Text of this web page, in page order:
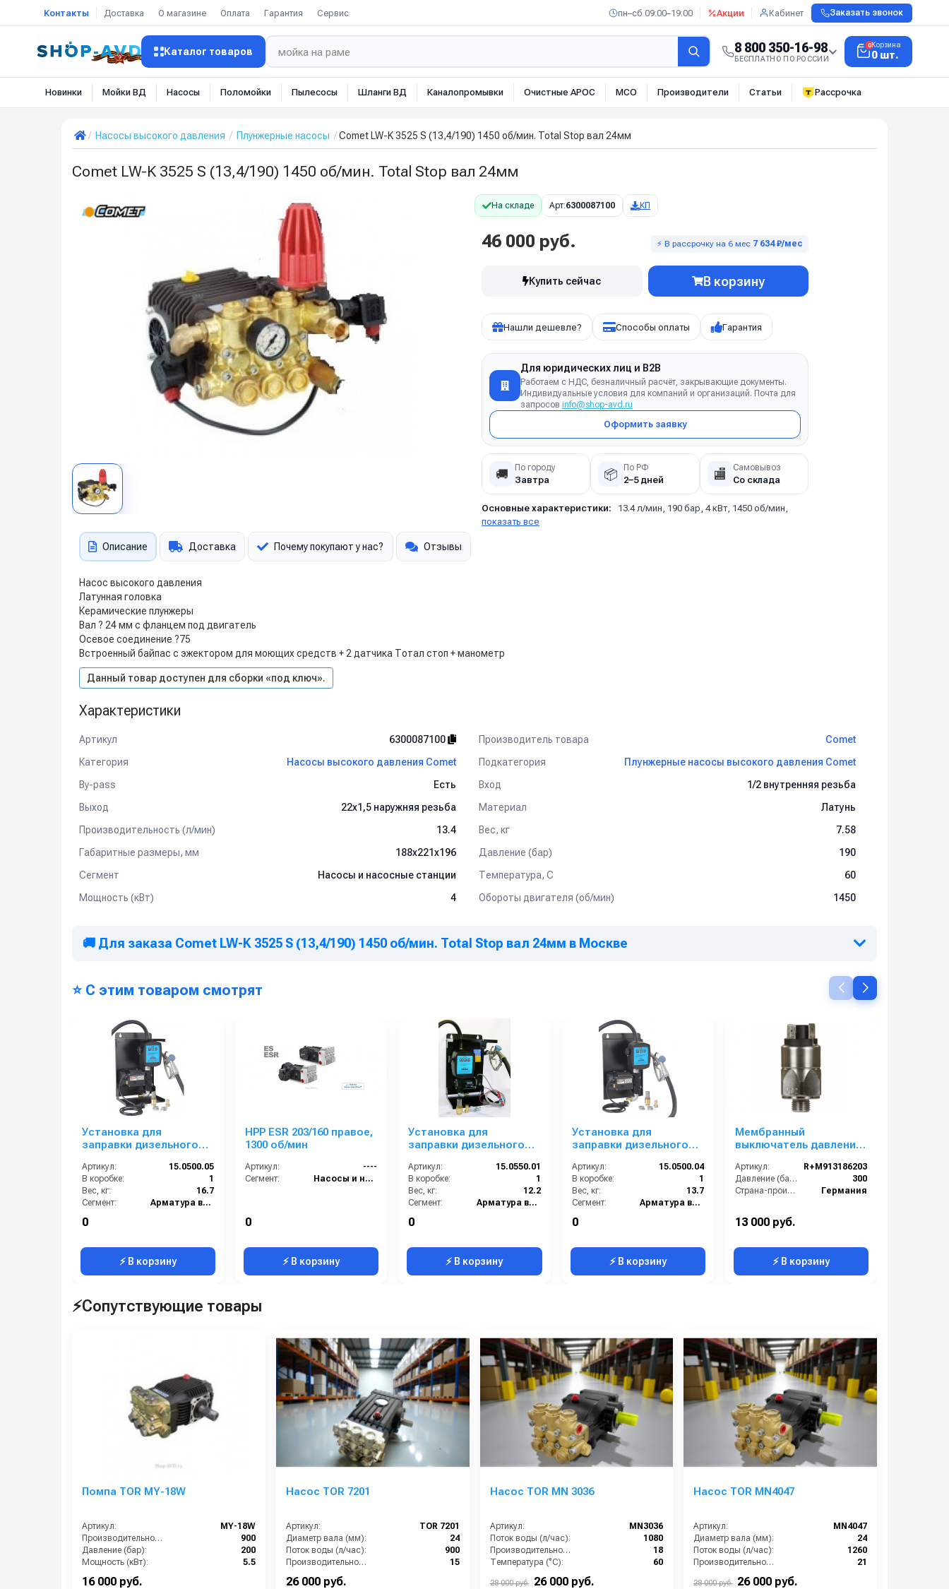
Контакты Доставка О магазине Оплата Гарантия Сервис пн–сб 09:00–19:00 Акции Кабинет Заказать звонок
Каталог товаров 8 800 350-16-98
БЕСПЛАТНО ПО РОССИИ
0Корзина
0 шт.
Новинки Мойки ВД Насосы Поломойки Пылесосы Шланги ВД Каналопромывки Очистные АРОС МСО Производители Статьи Рассрочка
Насосы высокого давления Плунжерные насосы Comet LW-K 3525 S (13,4/190) 1450 об/мин. Total Stop вал 24мм
Comet LW-K 3525 S (13,4/190) 1450 об/мин. Total Stop вал 24мм
На складе Арт:6300087100 КП
46 000 руб. ⚡ В рассрочку на 6 мес 7 634 ₽/мес
Купить сейчас В корзину
Нашли дешевле? Способы оплаты Гарантия
Для юридических лиц и B2B
Работаем с НДС, безналичный расчёт, закрывающие документы.
Индивидуальные условия для компаний и организаций. Почта для
запросов info@shop-avd.ru
Оформить заявку
🚚 По городу
Завтра 📦 По РФ
2–5 дней 🏬 Самовывоз
Со склада
Основные характеристики:
13.4 л/мин, 190 бар, 4 кВт, 1450 об/мин,
показать все
Описание Доставка Почему покупают у нас? Отзывы
Насос высокого давления
Латунная головка
Керамические плунжеры
Вал ? 24 мм с фланцем под двигатель
Осевое соединение ?75
Встроенный байпас с эжектором для моющих средств + 2 датчика Тотал стоп + манометр
Данный товар доступен для сборки «под ключ».
Характеристики
Артикул 6300087100 Производитель товара
Comet
Категория
Насосы высокого давления Comet Подкатегория
Плунжерные насосы высокого давления Comet
By-pass
Есть Вход
1/2 внутренняя резьба
Выход
22х1,5 наружняя резьба Материал
Латунь
Производительность (л/мин)
13.4 Вес, кг
7.58
Габаритные размеры, мм
188x221x196 Давление (бар)
190
Сегмент
Насосы и насосные станции Температура, C
60
Мощность (кВт)
4 Обороты двигателя (об/мин) 1450
🚚 Для заказа Comet LW-K 3525 S (13,4/190) 1450 об/мин. Total Stop вал 24мм в Москве
⭐ С этим товаром смотрят
Установка для
заправки дизельного
пистолетом с отсечкой
мобильная 220 В
Артикул:
15.0500.05
В коробке:
1
Вес, кг:
16.7
Сегмент:
Арматура высокого давления
0
⚡ В корзину
HPP ESR 203/160 правое,
1300 об/мин
Артикул:
----
Сегмент:
Насосы и насосные станции
0
⚡ В корзину
Установка для
заправки дизельного
пистолетом без
отсечки мобильная 12 В
Артикул:
15.0550.01
В коробке:
1
Вес, кг:
12.2
Сегмент:
Арматура высокого давления
0
⚡ В корзину
Установка для
заправки дизельного
пистолетом без
отсечки настенная 220В
Артикул:
15.0500.04
В коробке:
1
Вес, кг:
13.7
Сегмент:
Арматура высокого давления
0
⚡ В корзину
Мембранный
выключатель давления
Артикул:
R+M913186203
Давление (бар):
300
Страна-производитель:
Германия
13 000 руб.
⚡ В корзину
⚡Сопутствующие товары
Помпа TOR MY-18W
Артикул:
MY-18W
Производительность (л/ч):
900
Давление (бар):
200
Мощность (кВт):
5.5
16 000 руб.
Насос TOR 7201
Артикул:
TOR 7201
Диаметр вала (мм):
24
Поток воды (л/час):
900
Производительность (л/мин):
15
Давление (бар):
26 000 руб.
Насос TOR MN 3036
Артикул:
MN3036
Поток воды (л/час):
1080
Производительность (л/мин):
18
Температура (°C):
60
28 000 руб. 26 000 руб.
Насос TOR MN4047
Артикул:
MN4047
Диаметр вала (мм):
24
Поток воды (л/час):
1260
Производительность (л/мин):
21
28 000 руб. 26 000 руб.